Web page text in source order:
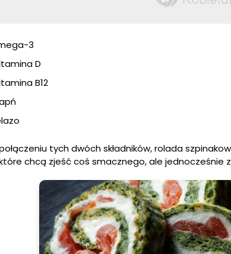
3
D
B12
tych dwóch składników, rolada
chcą zjeść coś smacznego, ale jednocześnie